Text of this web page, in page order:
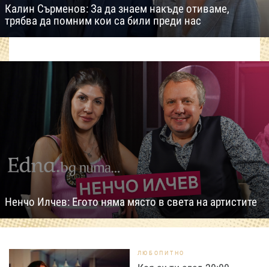
Калин Сърменов: За да знаем накъде отиваме,
трябва да помним кои са били преди нас
Ненчо Илчев: Егото няма място в света на артистите
ЛЮБОПИТНО